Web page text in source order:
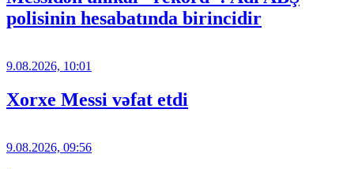
polisinin hesabatında birincidir
9.08.2026, 10:01
Xorxe Messi vəfat etdi
9.08.2026, 09:56